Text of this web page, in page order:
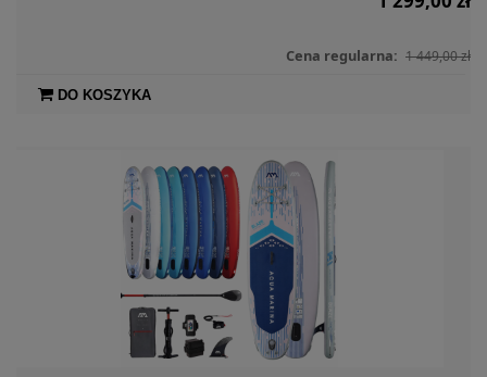
Cena regularna: 1 449,00 zł
DO KOSZYKA